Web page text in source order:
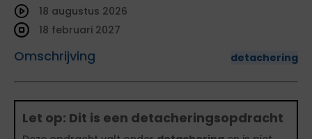
Omschrijving detachering
18 augustus 2026
18 februari 2027
Let op: Dit is een detacheringsopdracht